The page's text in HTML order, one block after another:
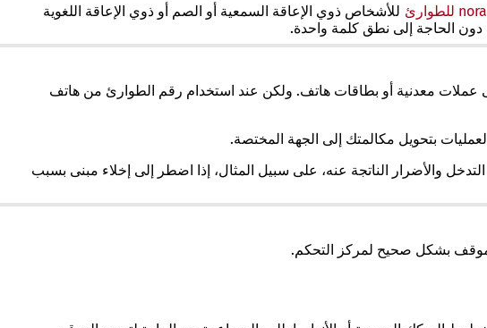
nora للطوارئ
(يفتح
في
علامة
جديدة)
للأشخاص ذوي الإعاقة السمعية أو الصم أو ذوي الإعاقة اللغوية
الحاجة إلى نطق كلمة واحدة.
معدنية أو بطاقات هاتف. ولكن عند استخدام رقم الطوارئ من هاتف
بتحويل مكالمتك إلى الجهة المختصة.
والأضرار الناتجة عنه، على سبيل المثال، إذا اضطر إلى إخلاء مبنى بسبب
بشكل صحيح لمركز التحكم.